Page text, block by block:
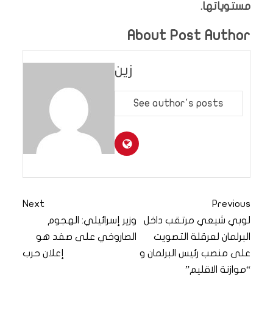
مستوياتها.
About Post Author
زين
See author's posts
Previous
لوبي شيعي مرتقب داخل
البرلمان لعرقلة التصويت
على منصب رئيس البرلمان و
“موازنة الاقليم”
Next
وزير إسرائيلي: الهجوم
الصاروخي على صفد هو
إعلان حرب